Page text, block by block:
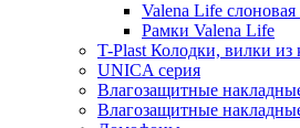
Valena Life слоновая
Рамки Valena Life
T-Plast Колодки, вилки из
UNICA серия
Влагозащитные
Влагозащитные